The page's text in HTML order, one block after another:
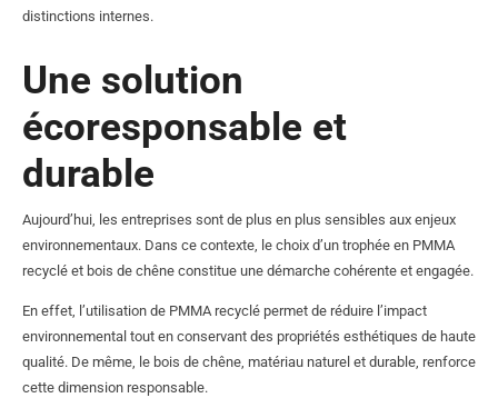
distinctions internes.
Une solution
écoresponsable et
durable
Aujourd’hui, les entreprises sont de plus en plus sensibles aux enjeux
environnementaux. Dans ce contexte, le choix d’un trophée en PMMA
recyclé et bois de chêne constitue une démarche cohérente et engagée.
En effet, l’utilisation de PMMA recyclé permet de réduire l’impact
environnemental tout en conservant des propriétés esthétiques de haute
qualité. De même, le bois de chêne, matériau naturel et durable, renforce
cette dimension responsable.